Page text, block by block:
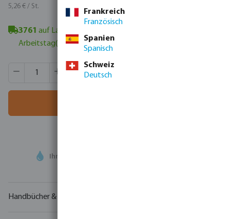
5,26 € / St.
3761 auf Lager in Veghel, NL
Arbeitstag(e)
Produkt Anzahl: Gib den gewünschten Wert ein oder
VE:
24 St.
Ihr
Handbücher & Zeichnungen
Frankreich
Französisch
Spanien
Spanisch
Schweiz
Deutsch